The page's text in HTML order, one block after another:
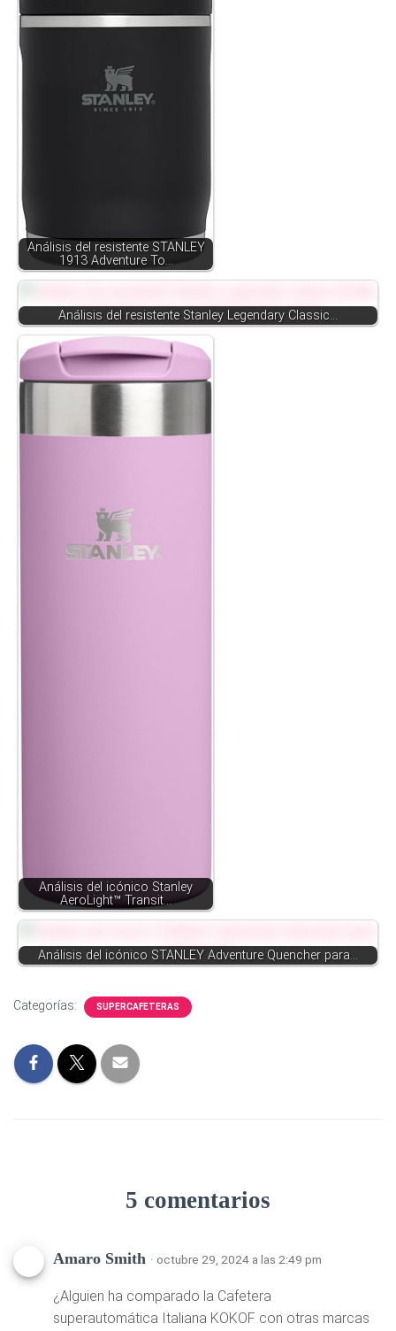
Análisis del resistente STANLEY
1913 Adventure To…
Análisis del resistente Stanley Legendary Classic…
Análisis del icónico Stanley
AeroLight™ Transit…
Análisis del icónico STANLEY Adventure Quencher para…
Categorías: SUPERCAFETERAS
5 comentarios
Amaro Smith · octubre 29, 2024 a las 2:49 pm
¿Alguien ha comparado la Cafetera
superautomática Italiana KOKOF con otras marcas